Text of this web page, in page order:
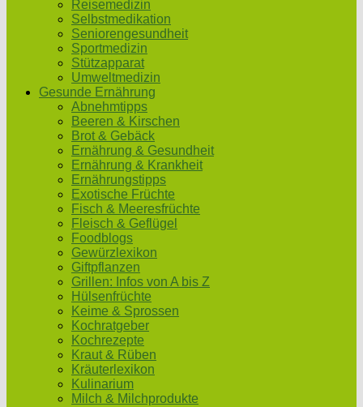
Reisemedizin
Selbstmedikation
Seniorengesundheit
Sportmedizin
Stützapparat
Umweltmedizin
Gesunde Ernährung
Abnehmtipps
Beeren & Kirschen
Brot & Gebäck
Ernährung & Gesundheit
Ernährung & Krankheit
Ernährungstipps
Exotische Früchte
Fisch & Meeresfrüchte
Fleisch & Geflügel
Foodblogs
Gewürzlexikon
Giftpflanzen
Grillen: Infos von A bis Z
Hülsenfrüchte
Keime & Sprossen
Kochratgeber
Kochrezepte
Kraut & Rüben
Kräuterlexikon
Kulinarium
Milch & Milchprodukte